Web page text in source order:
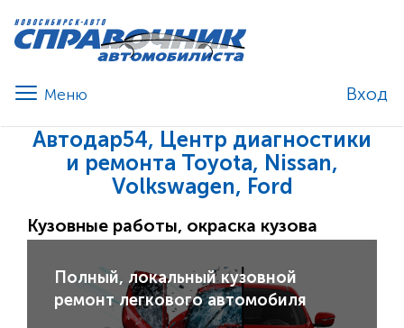
Вход
Автодар54, Центр диагностики
и ремонта Toyota, Nissan,
Volkswagen, Ford
Кузовные работы, окраска кузова
Полный, локальный кузовной
ремонт легкового автомобиля